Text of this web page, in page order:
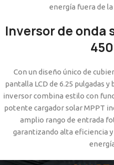
energía fuera de
Inversor de onda
Con un diseño único de
pantalla LCD de 6.25 pulgadas
inversor combina estilo con
potente cargador solar MPPT
amplio rango de entrada
garantizando alta eficiencia